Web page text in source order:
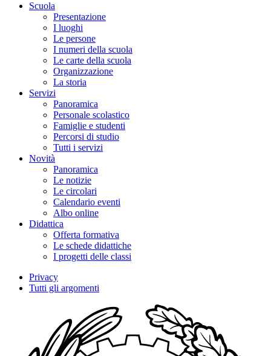
Scuola
Presentazione
I luoghi
Le persone
I numeri della scuola
Le carte della scuola
Organizzazione
La storia
Servizi
Panoramica
Personale scolastico
Famiglie e studenti
Percorsi di studio
Tutti i servizi
Novità
Panoramica
Le notizie
Le circolari
Calendario eventi
Albo online
Didattica
Offerta formativa
Le schede didattiche
I progetti delle classi
Privacy
Tutti gli argomenti